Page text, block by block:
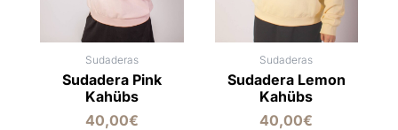
Sudaderas
Sudadera Pink
Kahübs
40,00€
pueden
elegir
en
la
página
de
producto
Sudaderas
Sudadera Lemon
Kahübs
40,00€
pueden
elegir
en
la
página
de
producto